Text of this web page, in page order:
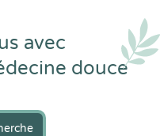
avec
douce